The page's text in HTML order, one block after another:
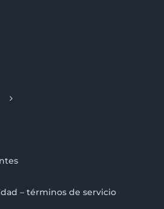
– términos de servicio